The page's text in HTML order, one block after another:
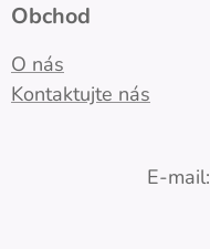
Obchod
O nás
Kontaktujte nás
E-mail: